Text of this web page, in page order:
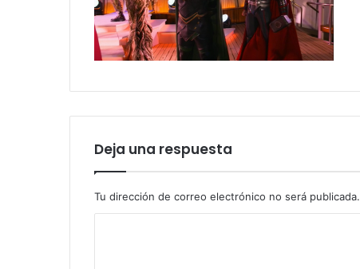
Deja una respuesta
Tu dirección de correo electrónico no será publicada.